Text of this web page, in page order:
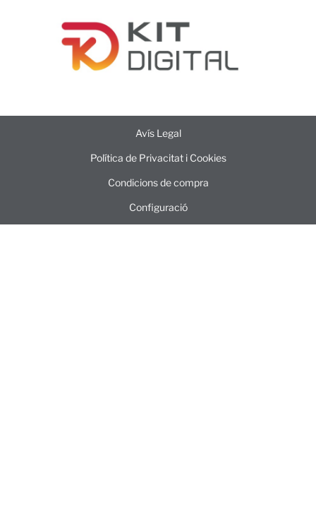
Avís Legal
Política de Privacitat i Cookies
Condicions de compra
Configuració